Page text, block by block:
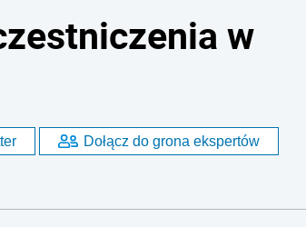
w
Dołącz do grona ekspertów